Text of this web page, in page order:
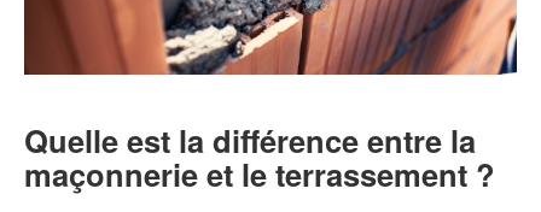
Quelle est la différence entre la
maçonnerie et le terrassement ?